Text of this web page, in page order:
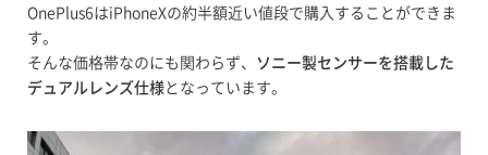
OnePlus6はiPhoneXの約半額近い値段で購入することができま
す。
そんな価格帯なのにも関わらず、 ソニー製センサーを搭載した
デュアルレンズ仕様となっています。